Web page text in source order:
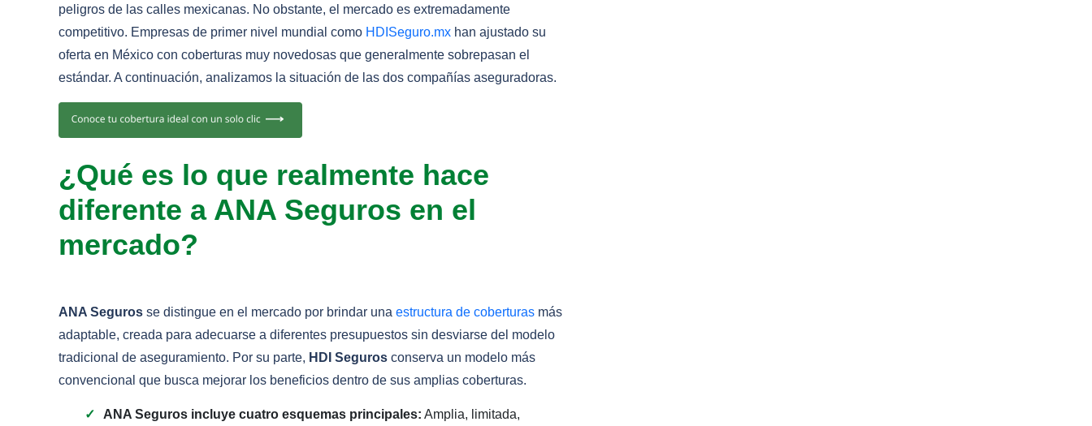
peligros de las calles mexicanas. No obstante, el mercado es extremadamente
competitivo. Empresas de primer nivel mundial como HDISeguro.mx han ajustado su
oferta en México con coberturas muy novedosas que generalmente sobrepasan el
estándar. A continuación, analizamos la situación de las dos compañías aseguradoras.
¿Qué es lo que realmente hace
diferente a ANA Seguros en el
mercado?
ANA Seguros se distingue en el mercado por brindar una estructura de coberturas más
adaptable, creada para adecuarse a diferentes presupuestos sin desviarse del modelo
tradicional de aseguramiento. Por su parte, HDI Seguros conserva un modelo más
convencional que busca mejorar los beneficios dentro de sus amplias coberturas.
ANA Seguros incluye cuatro esquemas principales: Amplia, limitada,